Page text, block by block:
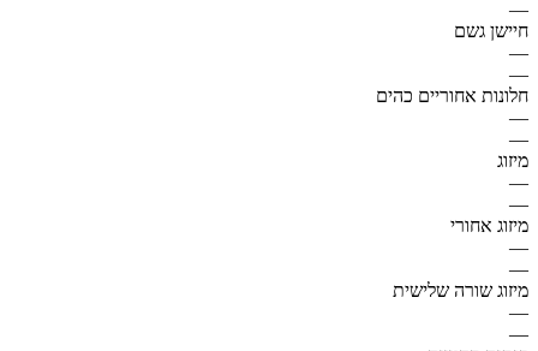
—
חיישן גשם
—
—
חלונות אחוריים כהים
—
—
מיזוג
—
—
מיזוג אחורי
—
—
מיזוג שורה שלישית
—
—